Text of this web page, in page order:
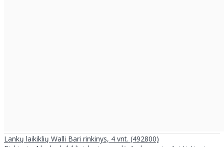
Lankų laikiklių Walli Bari rinkinys, 4 vnt. (492800)